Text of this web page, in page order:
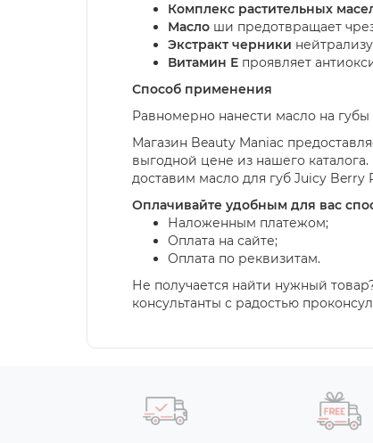
Комплекс растительных
Масло ши предотвращает
Экстракт черники
Витамин Е проявляет
Способ применения
Равномерно нанести масло на
Магазин Beauty Maniac
выгодной цене из нашего
доставим масло для губ Juicy
Оплачивайте удобным для вас
Наложенным платежом;
Оплата на сайте;
Оплата по реквизитам.
Не получается найти нужный
консультанты с радостью